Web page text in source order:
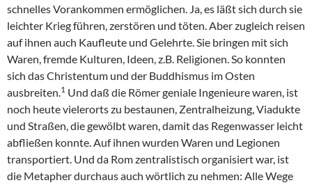
schnelles Vorankommen ermöglichen. Ja, es läßt sich durch sie
leichter Krieg führen, zerstören und töten. Aber zugleich reisen
auf ihnen auch Kaufleute und Gelehrte. Sie bringen mit sich
Waren, fremde Kulturen, Ideen, z.B. Religionen. So konnten
sich das Christentum und der Buddhismus im Osten
ausbreiten.1 Und daß die Römer geniale Ingenieure waren, ist
noch heute vielerorts zu bestaunen, Zentralheizung, Viadukte
und Straßen, die gewölbt waren, damit das Regenwasser leicht
abfließen konnte. Auf ihnen wurden Waren und Legionen
transportiert. Und da Rom zentralistisch organisiert war, ist
die Metapher durchaus auch wörtlich zu nehmen: Alle Wege